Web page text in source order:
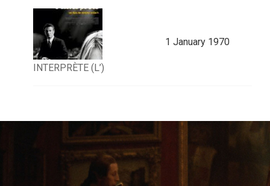
INTERPRÈTE (L’)
1 January 1970